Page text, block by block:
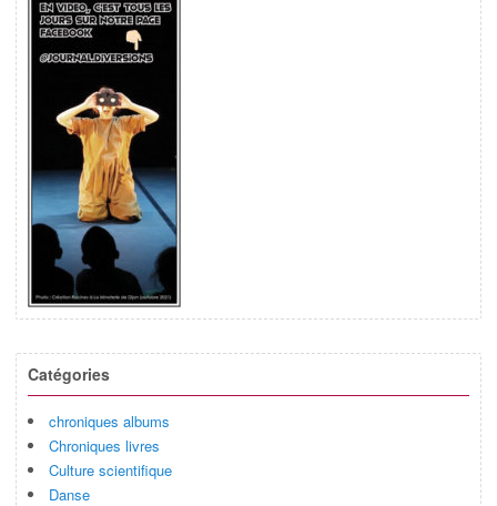
Catégories
chroniques albums
Chroniques livres
Culture scientifique
Danse